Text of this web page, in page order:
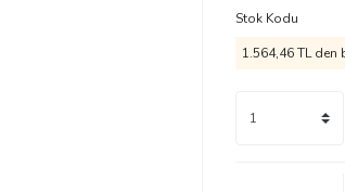
Stok Kodu
1.564,46 TL